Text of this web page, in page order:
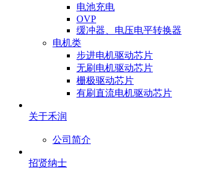
电池充电
OVP
缓冲器、电压电平转换器
电机类
步进电机驱动芯片
无刷电机驱动芯片
栅极驱动芯片
有刷直流电机驱动芯片
关于禾润
公司简介
招贤纳士